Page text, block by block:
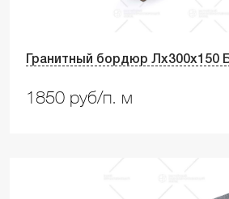
Гранитный бордюр Лх300х150
1850 руб/п. м